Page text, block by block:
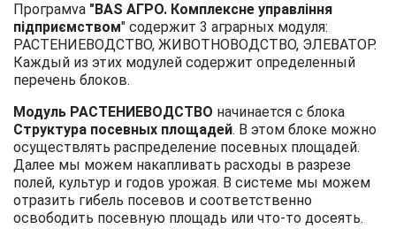
Програмvа "BAS АГРО. Комплексне управління
підприємством" содержит 3 аграрных модуля:
РАСТЕНИЕВОДСТВО, ЖИВОТНОВОДСТВО, ЭЛЕВАТОР.
Каждый из этих модулей содержит определенный
перечень блоков.
Модуль РАСТЕНИЕВОДСТВО начинается с блока
Структура посевных площадей. В этом блоке можно
осуществлять распределение посевных площадей.
Далее мы можем накапливать расходы в разрезе
полей, культур и годов урожая. В системе мы можем
отразить гибель посевов и соответственно
освободить посевную площадь или что-то досеять.